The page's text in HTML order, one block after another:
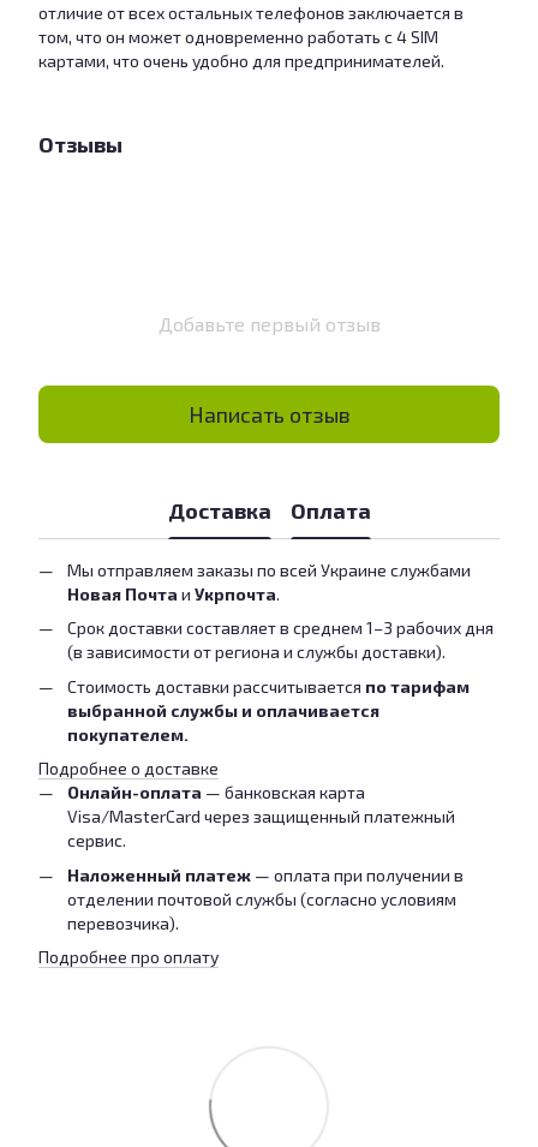
отличие от всех остальных телефонов заключается в
том, что он может одновременно работать с 4 SIM
картами, что очень удобно для предпринимателей.
Отзывы
Добавьте первый отзыв
Написать отзыв
Доставка Оплата
Мы отправляем заказы по всей Украине службами
Новая Почта и Укрпочта.
Срок доставки составляет в среднем 1–3 рабочих дня
(в зависимости от региона и службы доставки).
Стоимость доставки рассчитывается по тарифам
выбранной службы и оплачивается
покупателем.
Подробнее о доставке
Онлайн-оплата — банковская карта
Visa/MasterCard через защищенный платежный
сервис.
Наложенный платеж — оплата при получении в
отделении почтовой службы (согласно условиям
перевозчика).
Подробнее про оплату